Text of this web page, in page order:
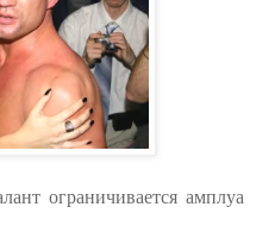
ограничивается амплуа